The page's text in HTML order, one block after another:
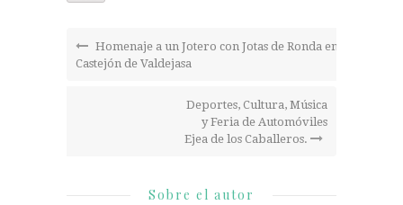
Homenaje a un Jotero con Jotas de Ronda en
Castejón de Valdejasa
Deportes, Cultura, Música
y Feria de Automóviles
Ejea de los Caballeros.
Sobre el autor